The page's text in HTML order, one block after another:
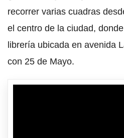
recorrer varias cuadras
el centro de la ciudad,
librería ubicada en avenida
con 25 de Mayo.